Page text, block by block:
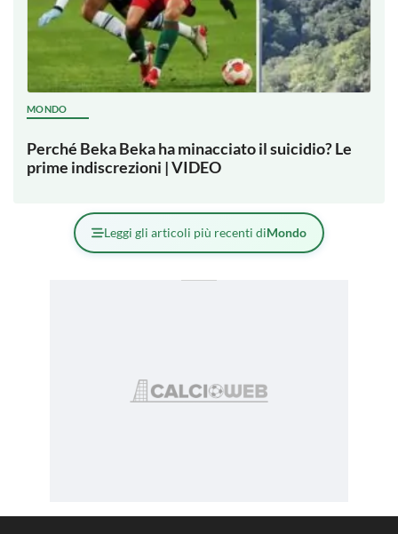
MONDO
Perché Beka Beka ha minacciato il suicidio? Le
prime indiscrezioni | VIDEO
Leggi gli articoli più recenti diMondo